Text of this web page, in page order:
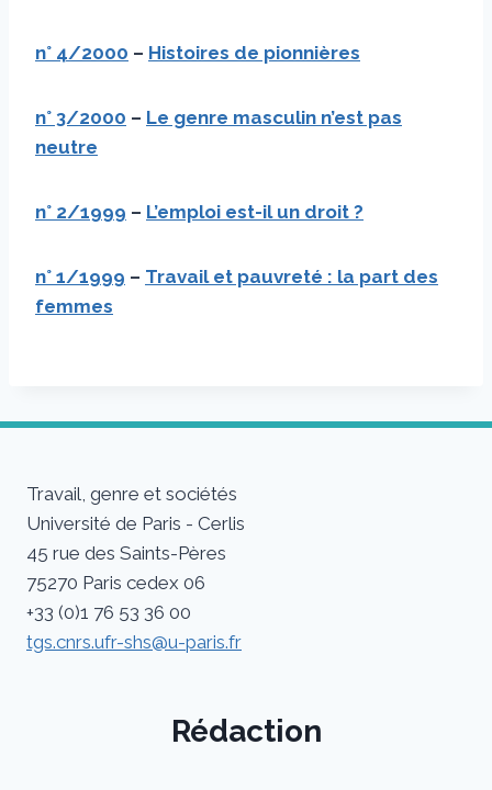
n° 4/2000 – Histoires de pionnières
n° 3/2000 – Le genre masculin n’est pas
neutre
n° 2/1999 – L’emploi est-il un droit ?
n° 1/1999 – Travail et pauvreté : la part des
femmes
Travail, genre et sociétés
Université de Paris - Cerlis
45 rue des Saints-Pères
75270 Paris cedex 06
+33 (0)1 76 53 36 00
tgs.cnrs.ufr-shs@u-paris.fr
Rédaction